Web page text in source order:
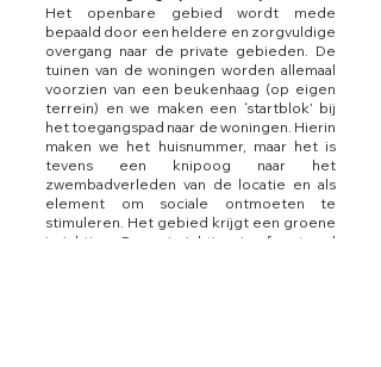
Het openbare gebied wordt mede
bepaald door een heldere en zorgvuldige
overgang naar de private gebieden. De
tuinen van de woningen worden allemaal
voorzien van een beukenhaag (op eigen
terrein) en we maken een ‘startblok’ bij
het toegangspad naar de woningen. Hierin
maken we het huisnummer, maar het is
tevens een knipoog naar het
zwembadverleden van de locatie en als
element om sociale ontmoeten te
stimuleren. Het gebied krijgt een groene
inrichting. Deze inrichting is afgestemd